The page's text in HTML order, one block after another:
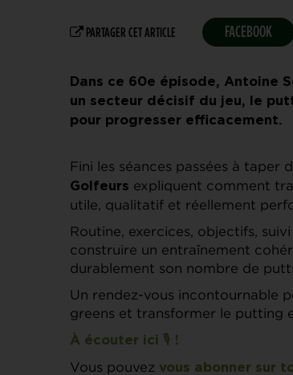
PARTAGER CET ARTICLE FACEBOOK
Dans ce 60e épisode, Antoine
un secteur décisif du jeu, le
pour progresser efficacement.
Fini les séances passées à taper
Golfeurs expliquent comment
utile, qualitatif et réellement
Routine, exercices, objectifs,
construire un entraînement
durablement son nombre de
Un rendez-vous incontournable
greens et transformer le putting
À écouter ici 🎙️ !
Vous pouvez vous abonner sur